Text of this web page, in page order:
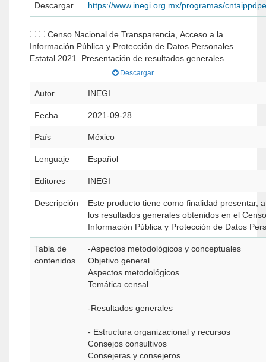
Descargar https://www.inegi.org.mx/programas/
Información Pública y Protección de Datos Personales
Estatal 2021. Presentación de resultados generales
Descargar
Autor INEGI
Fecha 2021-09-28
País México
Lenguaje Español
Editores INEGI
Descripción
Este producto tiene como finalidad presentar,
los resultados generales obtenidos en el
Información Pública y Protección de Datos
Tabla de
contenidos
-Aspectos metodológicos y conceptuales
Objetivo general
Aspectos metodológicos
Temática censal
-Resultados generales
- Estructura organizacional y recursos
Consejos consultivos
Consejeras y consejeros